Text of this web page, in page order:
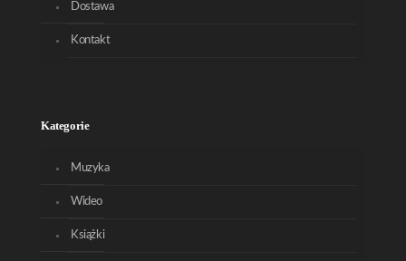
Dostawa
Kontakt
Kategorie
Muzyka
Wideo
Książki